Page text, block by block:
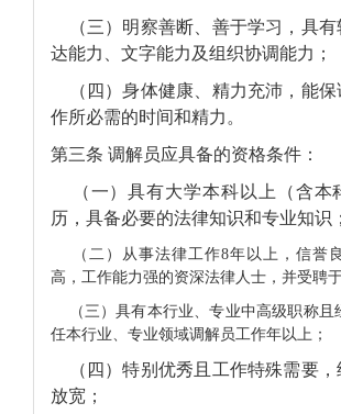
（三）明察善断、善于学习，具有
达能力、文字能力及组织协调能力；
（四）身体健康、精力充沛，能保
作所必需的时间和精力。
第三条 调解员应具备的资格条件：
（一）具有大学本科以上（含本
历，具备必要的法律知识和专业知识；
（二）从事法律工作8年以上，信誉
高，工作能力强的资深法律人士，并受聘
（三）具有本行业、专业中高级职称且
任本行业、专业领域调解员工作年以上；
（四）特别优秀且工作特殊需要，
放宽；